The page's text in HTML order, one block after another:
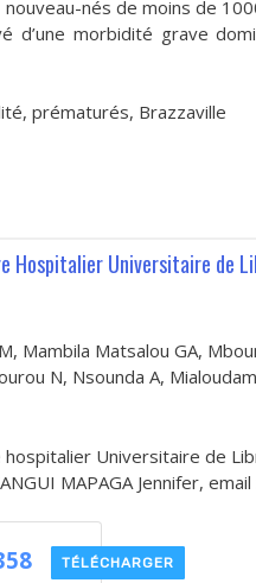
nés de moins de
d’une morbidité grave
prématurés, Brazzaville
Hospitalier Universitaire de
Mambila Matsalou GA,
N, Nsounda A,
Universitaire de
MAPAGA Jennifer,
TÉLÉCHARGER